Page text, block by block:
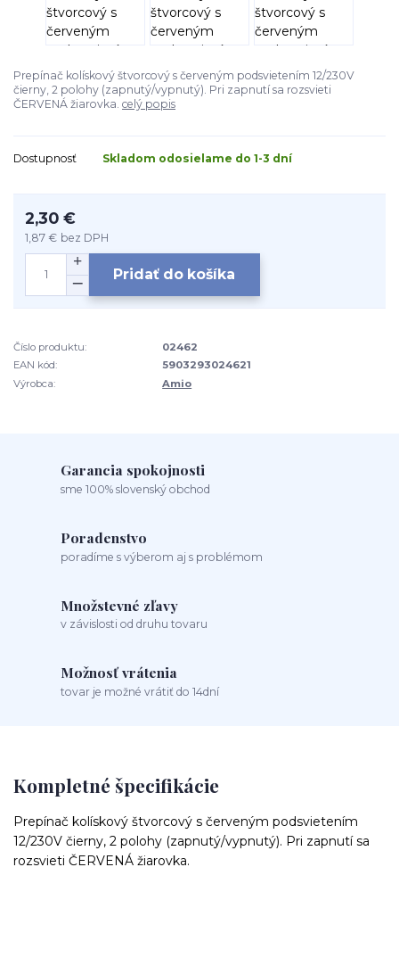
Prepínač kolískový štvorcový s červeným podsvietením 12/230V
čierny, 2 polohy (zapnutý/vypnutý). Pri zapnutí sa rozsvieti
ČERVENÁ žiarovka. celý popis
Dostupnosť Skladom odosielame do 1-3 dní
2,30 €
1,87 € bez DPH
Pridať do košíka
Číslo produktu:
02462
EAN kód:
5903293024621
Výrobca:
Amio
Garancia spokojnosti
sme 100% slovenský obchod
Poradenstvo
poradíme s výberom aj s problémom
Množstevné zľavy
v závislosti od druhu tovaru
Možnosť vrátenia
tovar je možné vrátiť do 14dní
Kompletné špecifikácie
Prepínač kolískový štvorcový s červeným podsvietením
12/230V čierny, 2 polohy (zapnutý/vypnutý). Pri zapnutí sa
rozsvieti ČERVENÁ žiarovka.